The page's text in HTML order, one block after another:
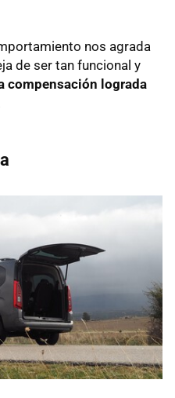
nos agrada
de ser tan funcional y
compensación lograda